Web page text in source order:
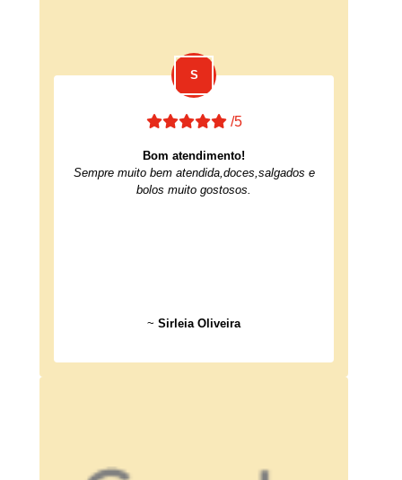
/5
Bom atendimento!
Sempre muito bem atendida,doces,salgados e
bolos muito gostosos.
~ Sirleia Oliveira